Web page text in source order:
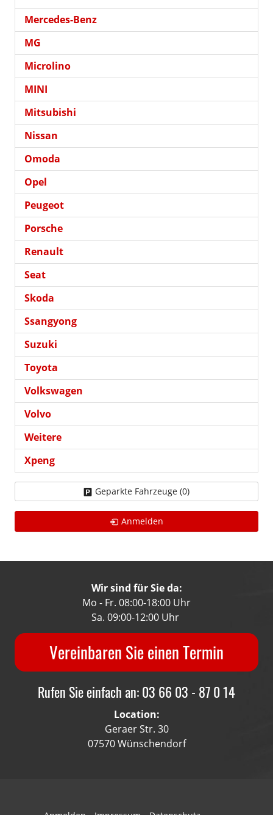
Mercedes-Benz
MG
Microlino
MINI
Mitsubishi
Nissan
Omoda
Opel
Peugeot
Porsche
Renault
Seat
Skoda
Ssangyong
Suzuki
Toyota
Volkswagen
Volvo
Weitere
Xpeng
Geparkte Fahrzeuge (0)
Anmelden
Wir sind für Sie da:
Mo - Fr. 08:00-18:00 Uhr
Sa. 09:00-12:00 Uhr
Vereinbaren Sie einen Termin
Rufen Sie einfach an: 03 66 03 - 87 0 14
Location:
Geraer Str. 30
07570 Wünschendorf